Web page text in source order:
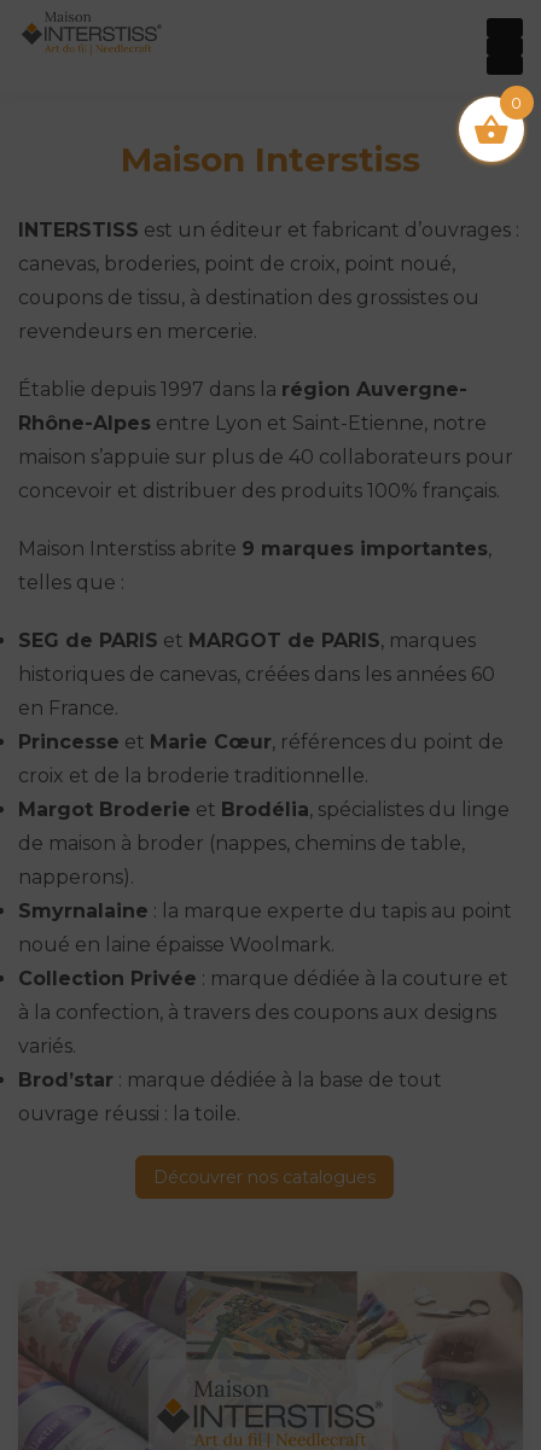
Maison Interstiss
INTERSTISS est un éditeur et fabricant d’ouvrages :
canevas, broderies, point de croix, point noué,
coupons de tissu, à destination des grossistes ou
revendeurs en mercerie.
Établie depuis 1997 dans la région Auvergne-
Rhône-Alpes entre Lyon et Saint-Etienne, notre
maison s’appuie sur plus de 40 collaborateurs pour
concevoir et distribuer des produits 100% français.
Maison Interstiss abrite 9 marques importantes,
telles que :
SEG de PARIS et MARGOT de PARIS, marques
historiques de canevas, créées dans les années 60
en France.
Princesse et Marie Cœur, références du point de
croix et de la broderie traditionnelle.
Margot Broderie et Brodélia, spécialistes du linge
de maison à broder (nappes, chemins de table,
napperons).
Smyrnalaine : la marque experte du tapis au point
noué en laine épaisse Woolmark.
Collection Privée : marque dédiée à la couture et
à la confection, à travers des coupons aux designs
variés.
Brod’star : marque dédiée à la base de tout
ouvrage réussi : la toile.
Découvrer nos catalogues
0